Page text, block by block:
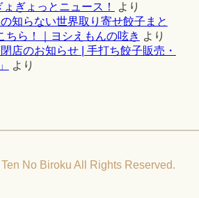
ぎょっとニュース！
より
知らない世界取り寄せ餃子まと
ちら！｜ヨシえもんの呟き より
店のお知らせ | 手打ち餃子販売・
より
No Biroku All Rights Reserved.